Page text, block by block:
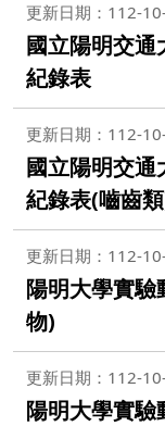
更新日期：112-
國立陽明交
紀錄表
更新日期：112-
國立陽明交
紀錄表(嚙齒
更新日期：112-
陽明大學實
物)
更新日期：112-
陽明大學實驗